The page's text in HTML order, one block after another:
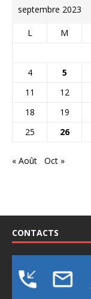
septembre 2023
L M
4
5
11
12
18
19
25
26
« Août Oct »
CONTACTS